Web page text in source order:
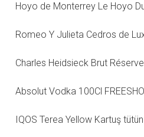
Hoyo de Monterrey Le Hoyo
Romeo Y Julieta Cedros de
Charles Heidsieck Brut
Absolut Vodka 100Cl
IQOS Terea Yellow Kartuş tütün